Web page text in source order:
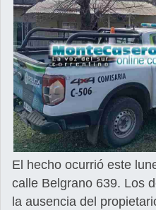
El hecho ocurrió este
calle Belgrano 639. Los
la ausencia del